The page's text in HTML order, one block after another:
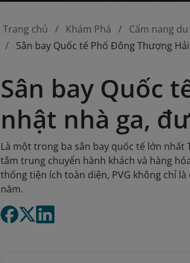
Trang chủ Khám Phá
Cẩm nang
Sân bay Quốc tế Phố Đông Thượng
Sân bay Quốc
nhật nhà ga,
Là một trong ba sân bay quốc tế lớn nhất
tâm trung chuyển hành khách và hàng
thống tiện ích toàn diện, PVG không chỉ
năm.